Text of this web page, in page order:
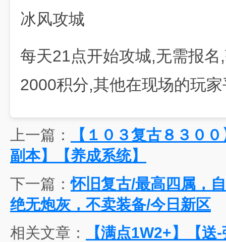
冰风攻城
每天21点开始攻城,无需报
2000积分,其他在现场的玩
上一篇：
【１０３复古８３０
副本】【养成系统】
下一篇：怀旧复古/最高四属，
绝无炮灰，不卖装备/今日新区
相关文章：
【满点1W2+】【